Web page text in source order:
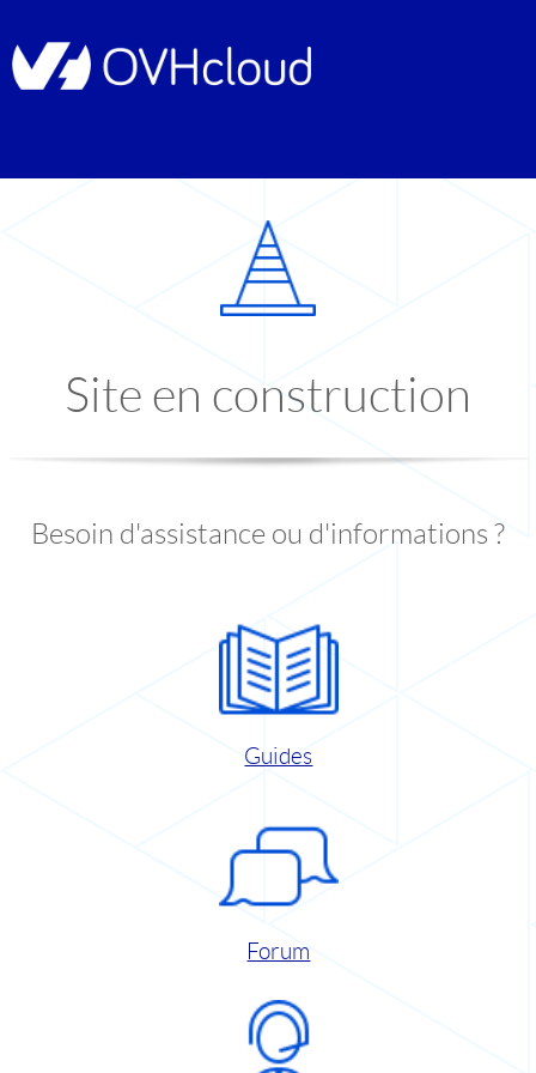
Site en construction
Besoin d'assistance ou d'informations ?
Guides
Forum